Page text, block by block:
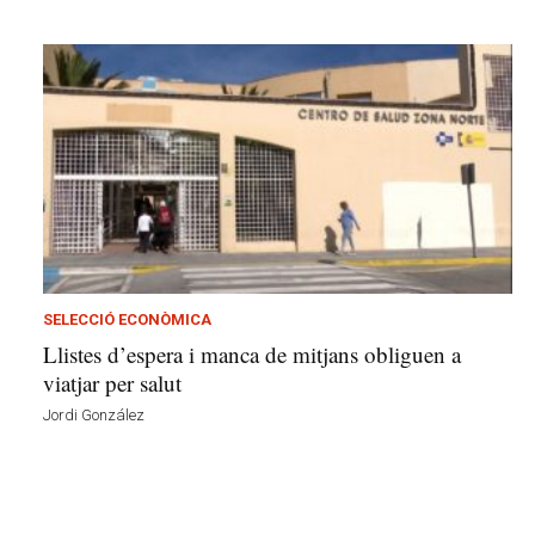
SELECCIÓ ECONÒMICA
Llistes d’espera i manca de mitjans obliguen a
viatjar per salut
Jordi González